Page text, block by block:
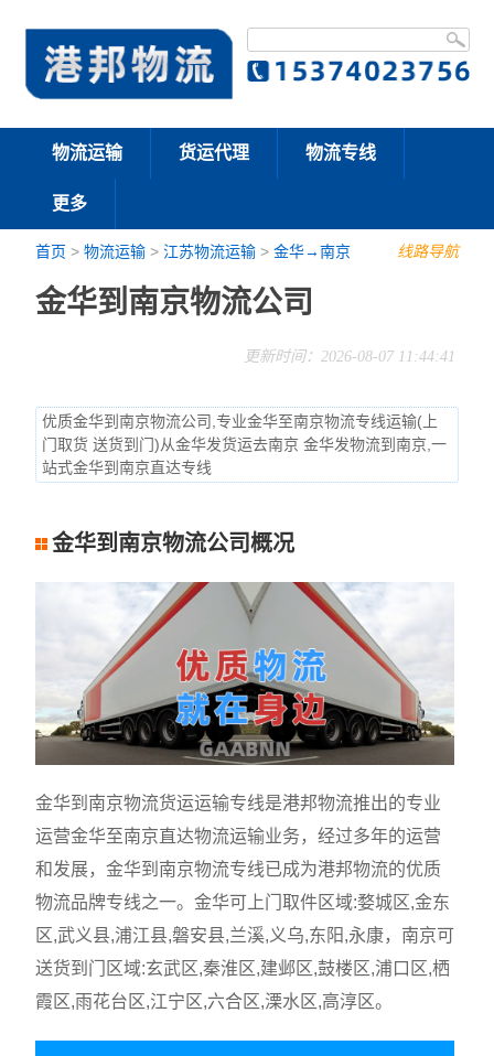
物流运输 货运代理 物流专线
更多
线路导航
首页 >物流运输 >江苏物流运输 >金华→南京
金华到南京物流公司
更新时间：2026-08-07 11:44:41
优质金华到南京物流公司,专业金华至南京物流专线运输(上
门取货 送货到门)从金华发货运去南京 金华发物流到南京,一
站式金华到南京直达专线
金华到南京物流公司概况
金华到南京物流货运运输专线是港邦物流推出的专业
运营金华至南京直达物流运输业务，经过多年的运营
和发展，金华到南京物流专线已成为港邦物流的优质
物流品牌专线之一。金华可上门取件区域:婺城区,金东
区,武义县,浦江县,磐安县,兰溪,义乌,东阳,永康，南京可
送货到门区域:玄武区,秦淮区,建邺区,鼓楼区,浦口区,栖
霞区,雨花台区,江宁区,六合区,溧水区,高淳区。